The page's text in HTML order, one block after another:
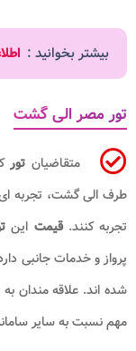
بیشتر بخوانید :
تور مصر الی گشت
متقاضیان تور
طرف ‎الی گشت، تجربه ای ناب و منحصربه فرد از
تجربه کنند.قیمت این
شده اند. علاقه مندان به
مهم نسبت به سایر